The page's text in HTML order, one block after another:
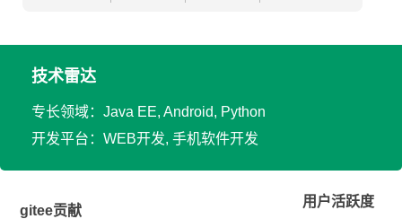
技术雷达
专长领域：Java EE, Android, Python
开发平台：WEB开发, 手机软件开发
gitee贡献
用户活跃度